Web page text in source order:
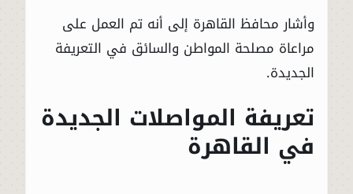
وأشار محافظ القاهرة إلى أنه تم العمل على
مراعاة مصلحة المواطن والسائق في التعريفة
الجديدة.
تعريفة المواصلات الجديدة
في القاهرة